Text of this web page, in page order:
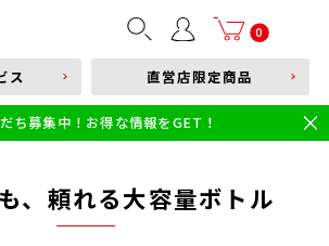
0
部品購入はこちら
ードを入力
新製品
幼児・園児向け水筒
ス 直営店限定商品
ち募集中！お得な情報をGET！
、頼れる大容量ボトル